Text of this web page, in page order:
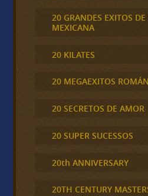
20 GRANDES EXITOS
MEXICANA
20 KILATES
20 MEGAEXITOS
20 SECRETOS DE AMOR
20 SUPER SUCESSOS
20th ANNIVERSARY
20TH CENTURY